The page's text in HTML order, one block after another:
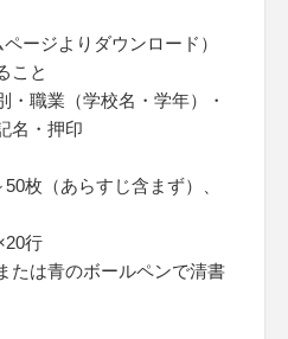
ージよりダウンロード）
こと
・職業（学校名・学年）・
名・押印
枚（あらすじ含まず）、
行
たは青のボールペンで清書